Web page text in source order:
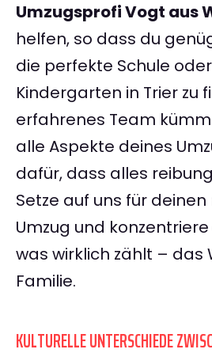
Umzugsprofi Vogt aus
helfen, so dass du
die perfekte Schule
Kindergarten in Trier zu
erfahrenes Team
alle Aspekte deines
dafür, dass alles
Setze auf uns für
Umzug und
was wirklich zählt – das
Familie.
KULTURELLE UNTERSCHIEDE